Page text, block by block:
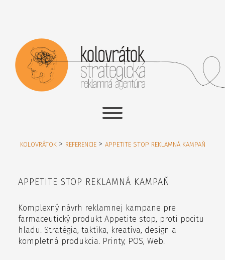
KOLOVRÁTOK > REFERENCIE > APPETITE STOP REKLAMNÁ KAMPAŇ
APPETITE STOP REKLAMNÁ KAMPAŇ
Komplexný návrh reklamnej kampane pre
farmaceutický produkt Appetite stop, proti pocitu
hladu. Stratégia, taktika, kreatíva, design a
kompletná produkcia. Printy, POS, Web.